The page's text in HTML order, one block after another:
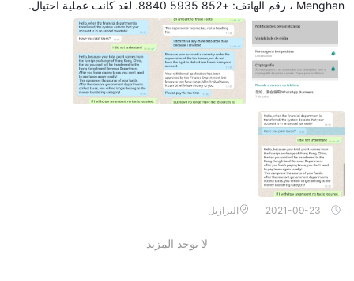
لعمليات الاحتيال والسحب على WikiFX مخاوف كبيرة بشأن موثوقية
ومصداقية الوسيط. من الضروري للأفراد إعطاء الأولوية لأمنهم المالي
والبحث عن وسطاء يتمتعون بسجلات تتبع شفافة وجديرة بالثقة لحماية
استثماراتهم وتجنب المزالق المحتملة. إذا وجدت مثل هؤلاء الوسطاء
المحتالين أو كنت ضحية لأحدهم أيضًا ، فيرجى إخبارنا في قسم التعرض ،
وسنقدر ذلك وسيبذل فريق الخبراء لدينا كل ما في وسعه لحل المشكلة
نيابة عنك.
خدمة الزبائن
Menghan ، رقم الهاتف: +852 5935 8840. لقد كانت عملية احتيال.
2021-09-23 البرازيل
لا يوجد المزيد